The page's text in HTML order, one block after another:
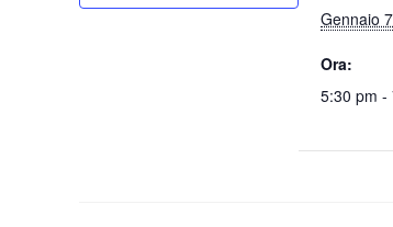
Gennaio
Ora:
5:30 pm -